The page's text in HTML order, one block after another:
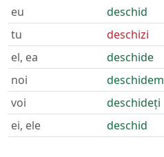
eu
deschid
tu
deschizi
el, ea
deschide
noi
deschidem
voi
deschideți
ei, ele
deschid